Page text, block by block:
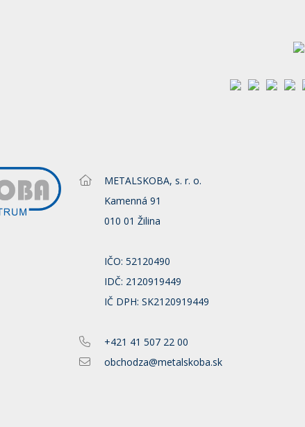
METALSKOBA, s. r. o.
Kamenná 91
010 01 Žilina
IČO: 52120490
IDČ: 2120919449
IČ DPH: SK2120919449
+421 41 507 22 00
obchodza@metalskoba.sk